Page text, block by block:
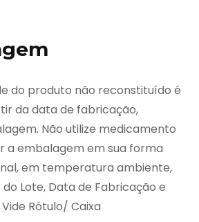
do produto não reconstituído é
da data de fabricação,
Não utilize medicamento
a embalagem em sua forma
em temperatura ambiente,
do Lote, Data de Fabricação e
Rótulo/ Caixa